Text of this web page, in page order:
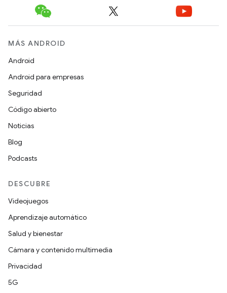
MÁS ANDROID
Android
Android para empresas
Seguridad
Código abierto
Noticias
Blog
Podcasts
DESCUBRE
Videojuegos
Aprendizaje automático
Salud y bienestar
Cámara y contenido multimedia
Privacidad
5G